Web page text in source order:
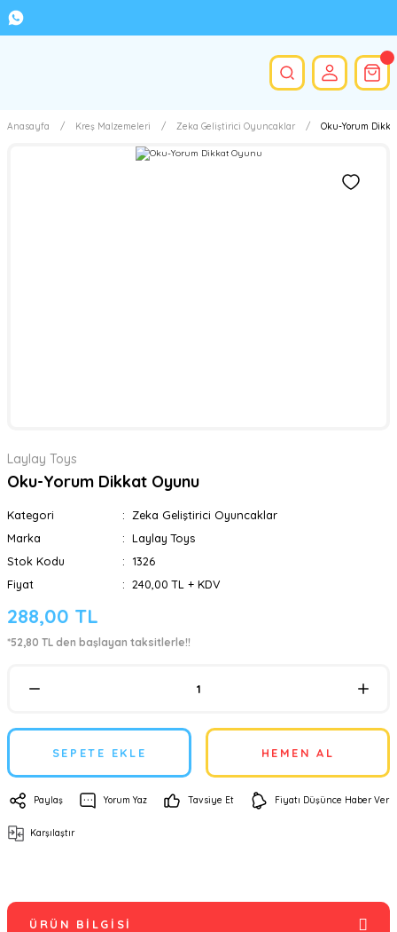
Anasayfa Kreş Malzemeleri Zeka Geliştirici Oyuncaklar Oku-Yorum
Laylay Toys
Oku-Yorum Dikkat Oyunu
Kategori
Zeka Geliştirici Oyuncaklar
Marka
Laylay Toys
Stok Kodu
1326
Fiyat
240,00 TL + KDV
288,00 TL
*52,80 TL den başlayan taksitlerle!!
SEPETE EKLE HEMEN AL
Paylaş Yorum Yaz Tavsiye Et Fiyatı Düşünce Haber Ver
Karşılaştır
ÜRÜN BILGISI